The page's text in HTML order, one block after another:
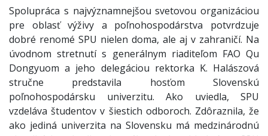
Spolupráca s najvýznamnejšou svetovou organizáciou
pre oblasť výživy a poľnohospodárstva potvrdzuje
dobré renomé SPU nielen doma, ale aj v zahraničí. Na
úvodnom stretnutí s generálnym riaditeľom FAO Qu
Dongyuom a jeho delegáciou rektorka K. Halászová
stručne predstavila hosťom Slovenskú
poľnohospodársku univerzitu. Ako uviedla, SPU
vzdeláva študentov v šiestich odboroch. Zdôraznila, že
ako jediná univerzita na Slovensku má medzinárodnú